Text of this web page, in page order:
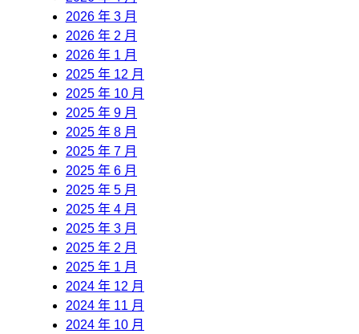
2026 年 3 月
2026 年 2 月
2026 年 1 月
2025 年 12 月
2025 年 10 月
2025 年 9 月
2025 年 8 月
2025 年 7 月
2025 年 6 月
2025 年 5 月
2025 年 4 月
2025 年 3 月
2025 年 2 月
2025 年 1 月
2024 年 12 月
2024 年 11 月
2024 年 10 月